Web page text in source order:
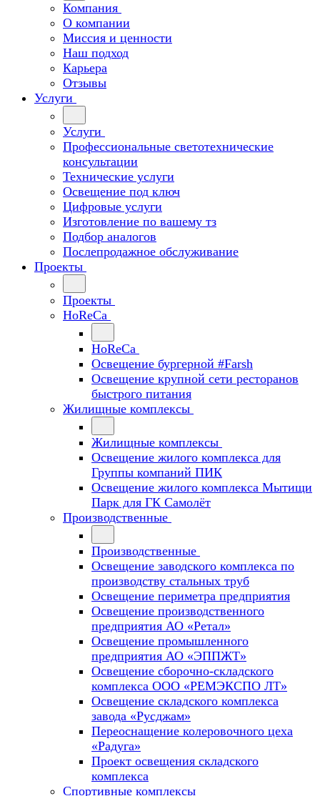
Компания
О компании
Миссия и ценности
Наш подход
Карьера
Отзывы
Услуги
Услуги
Профессиональные светотехнические
консультации
Технические услуги
Освещение под ключ
Цифровые услуги
Изготовление по вашему тз
Подбор аналогов
Послепродажное обслуживание
Проекты
Проекты
HoReCa
HoReCa
Освещение бургерной #Farsh
Освещение крупной сети ресторанов
быстрого питания
Жилищные комплексы
Жилищные комплексы
Освещение жилого комплекса для
Группы компаний ПИК
Освещение жилого комплекса Мытищи
Парк для ГК Самолёт
Производственные
Производственные
Освещение заводского комплекса по
производству стальных труб
Освещение периметра предприятия
Освещение производственного
предприятия АО «Ретал»
Освещение промышленного
предприятия АО «ЭППЖТ»
Освещение сборочно-складского
комплекса ООО «РЕМЭКСПО ЛТ»
Освещение складского комплекса
завода «Русджам»
Переоснащение колеровочного цеха
«Радуга»
Проект освещения складского
комплекса
Спортивные комплексы